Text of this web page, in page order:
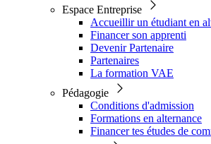
Espace Entreprise
Accueillir un étudiant en
Financer son apprenti
Devenir Partenaire
Partenaires
La formation VAE
Pédagogie
Conditions d'admission
Formations en alternance
Financer tes études de